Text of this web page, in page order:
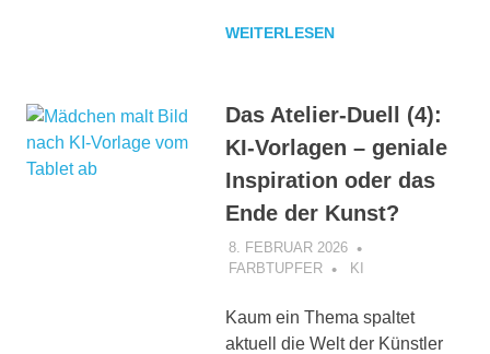
WEITERLESEN
Das Atelier-Duell (4):
KI-Vorlagen – geniale
Inspiration oder das
Ende der Kunst?
8. FEBRUAR 2026
FARBTUPFER
KI
Kaum ein Thema spaltet
aktuell die Welt der Künstler